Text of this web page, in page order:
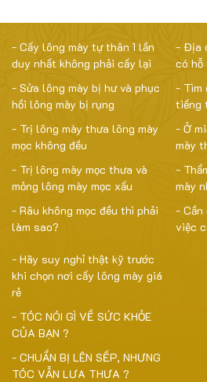
- Cấy lông mày tự thân 1 lần
duy nhất không phải cấy lại
- Sửa lông mày bị hư và phục
hồi lông mày bị rụng
- Trị lông mày thưa lông mày
mọc không đều
- Trị lông mày mọc thưa và
mỏng lông mày mọc xấu
- Râu không mọc đều thì phải
làm sao?
- Địa
có hỗ
- Tìm
tiếng
- Ở
mày
-
mày
- Cần
việc
- Hãy suy nghỉ thật kỹ trước
khi chọn nơi cấy lông mày giá
rẻ
- TÓC NÓI GÌ VỀ SỨC KHỎE
CỦA BẠN ?
- CHUẨN BỊ LÊN SẾP, NHƯNG
TÓC VẪN LƯA THƯA ?